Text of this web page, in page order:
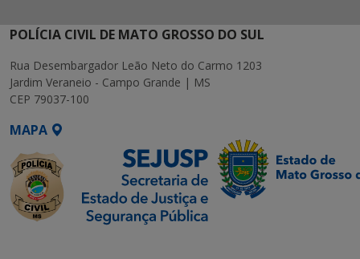
POLÍCIA CIVIL DE MATO GROSSO DO SUL
Rua Desembargador Leão Neto do Carmo 1203
Jardim Veraneio - Campo Grande | MS
CEP 79037-100
MAPA